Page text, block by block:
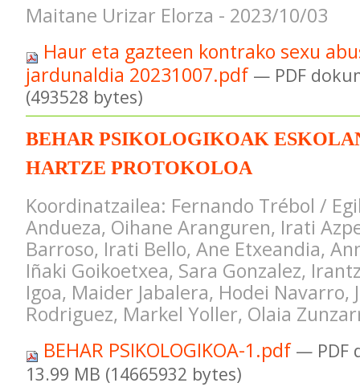
Maitane Urizar Elorza - 2023/10/03
Haur eta gazteen kontrako sexu
jardunaldia 20231007.pdf — PDF
(493528 bytes)
BEHAR PSIKOLOGIKOAK
HARTZE PROTOKOLOA
Koordinatzailea: Fernando Trébol /
Andueza, Oihane Aranguren, Irati
Barroso, Irati Bello, Ane Etxeandia,
Iñaki Goikoetxea, Sara Gonzalez,
Igoa, Maider Jabalera, Hodei Navarro,
Rodriguez, Markel Yoller, Olaia
BEHAR PSIKOLOGIKOA-1.pdf — PDF
13.99 MB (14665932 bytes)